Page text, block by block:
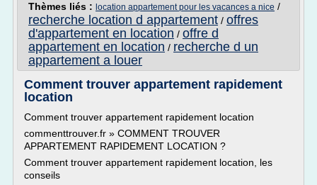
Thèmes liés : location appartement pour les vacances a nice /
recherche location d appartement / offres
d'appartement en location / offre d
appartement en location / recherche d un
appartement a louer
Comment trouver appartement rapidement
location
Comment trouver appartement rapidement location
commenttrouver.fr » COMMENT TROUVER
APPARTEMENT RAPIDEMENT LOCATION ?
Comment trouver appartement rapidement location, les
conseils